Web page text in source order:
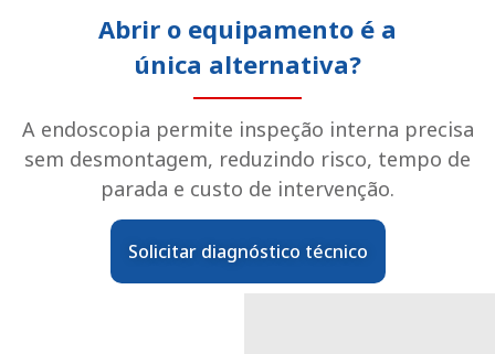
Abrir o equipamento é a
única alternativa?
A endoscopia permite inspeção interna precisa
sem desmontagem, reduzindo risco, tempo de
parada e custo de intervenção.
Solicitar diagnóstico técnico